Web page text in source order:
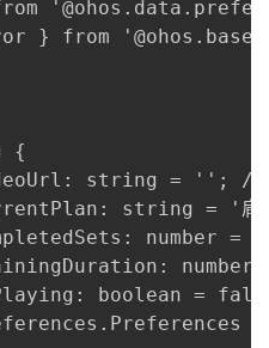
} from
{
string = ''; //
string = '肩部
number = 0;
number =
boolean =